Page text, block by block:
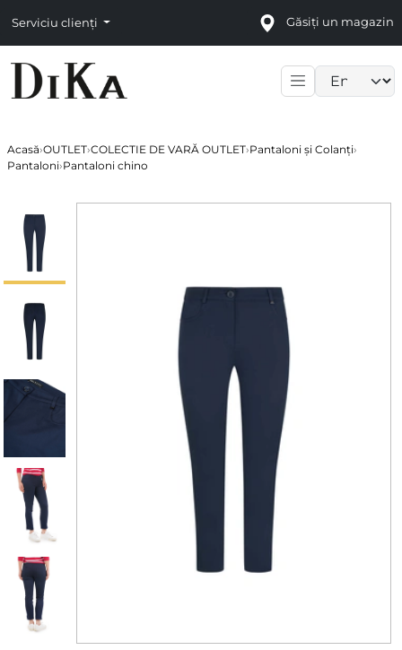
Serviciu clienți Găsiți un magazin
Acasă›OUTLET›COLECTIE DE VARĂ OUTLET›Pantaloni și Colanți›
Pantaloni›Pantaloni chino